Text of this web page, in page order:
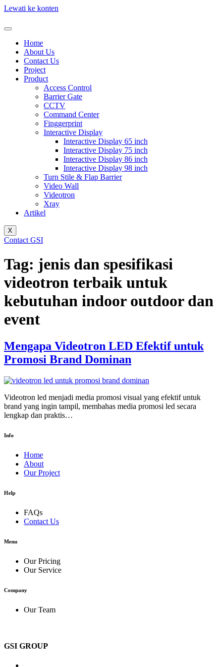
Lewati ke konten
Home
About Us
Contact Us
Project
Product
Access Control
Barrier Gate
CCTV
Command Center
Finggerprint
Interactive Display
Interactive Display 65 inch
Interactive Display 75 inch
Interactive Display 86 inch
Interactive Display 98 inch
Turn Stile & Flap Barrier
Video Wall
Videotron
Xray
Artikel
X
Contact GSI
Tag: jenis dan spesifikasi
videotron terbaik untuk
kebutuhan indoor outdoor dan
event
Mengapa Videotron LED Efektif untuk
Promosi Brand Dominan
Videotron led menjadi media promosi visual yang efektif untuk
brand yang ingin tampil, membahas media promosi led secara
lengkap dan praktis…
Info
Home
About
Our Project
Help
FAQs
Contact Us
Menu
Our Pricing
Our Service
Company
Our Team
GSI GROUP